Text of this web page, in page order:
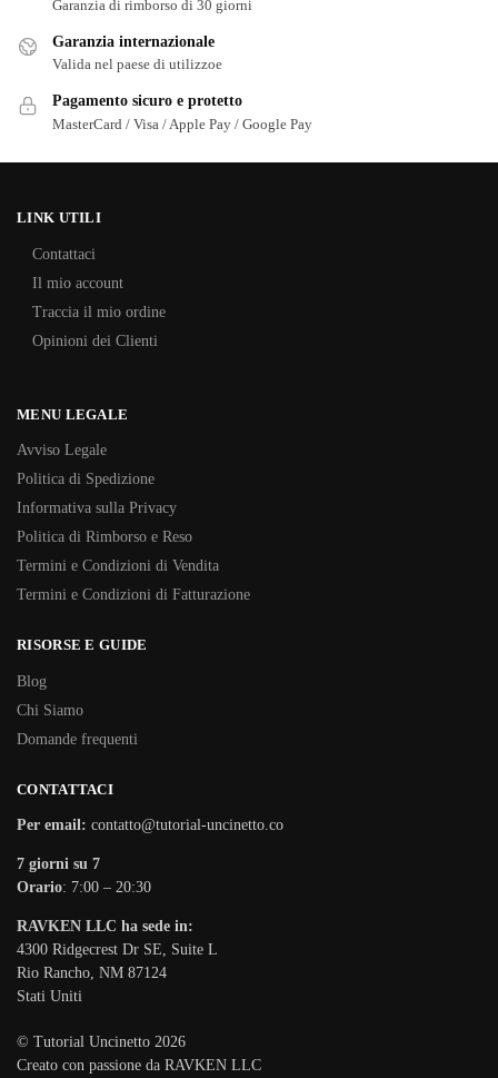
Garanzia di rimborso di 30 giorni
Garanzia internazionale
Valida nel paese di utilizzoe
Pagamento sicuro e protetto
MasterCard / Visa / Apple Pay / Google Pay
LINK UTILI
Contattaci
Il mio account
Traccia il mio ordine
Opinioni dei Clienti
MENU LEGALE
Avviso Legale
Politica di Spedizione
Informativa sulla Privacy
Politica di Rimborso e Reso
Termini e Condizioni di Vendita
Termini e Condizioni di Fatturazione
RISORSE E GUIDE
Blog
Chi Siamo
Domande frequenti
CONTATTACI
Per email: contatto@tutorial-uncinetto.co
7 giorni su 7
Orario: 7:00 – 20:30
RAVKEN LLC ha sede in:
4300 Ridgecrest Dr SE, Suite L
Rio Rancho, NM 87124
Stati Uniti
© Tutorial Uncinetto 2026
Creato con passione da RAVKEN LLC